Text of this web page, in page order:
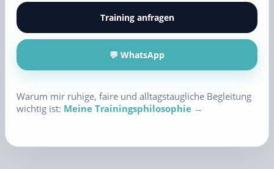
Training anfragen
💬 WhatsApp
Warum mir ruhige, faire und alltagstaugliche Begleitung
wichtig ist: Meine Trainingsphilosophie →